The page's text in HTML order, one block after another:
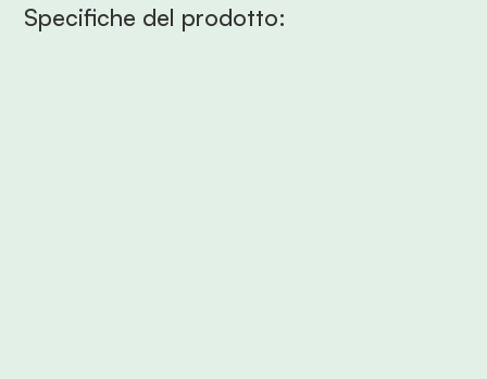
Specifiche del prodotto: